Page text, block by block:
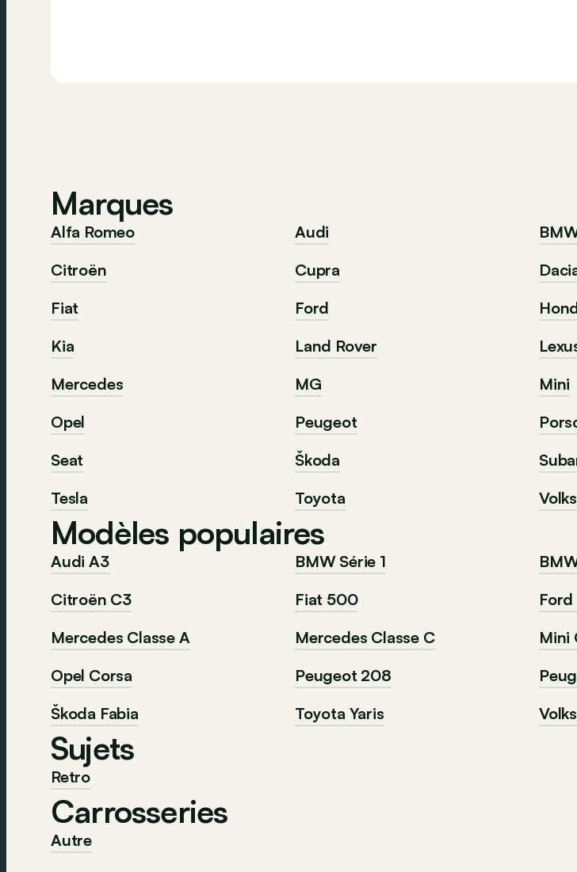
Marques
Alfa Romeo Audi
Citroën
Cupra
Fiat
Ford
Kia
Land Rover
Mercedes
MG Mini
Opel
Peugeot
Seat
Škoda
Tesla
Toyota
Modèles populaires
Audi A3 BMW Série 1
Citroën C3
Fiat 500
Mercedes Classe A
Mercedes Classe C Mini
Opel Corsa
Peugeot 208
Škoda Fabia
Toyota Yaris
Sujets
Retro
Carrosseries
Autre